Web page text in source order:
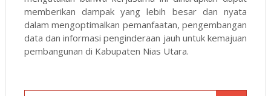
memberikan dampak yang lebih besar dan nyata
dalam mengoptimalkan pemanfaatan, pengembangan
data dan informasi penginderaan jauh untuk kemajuan
pembangunan di Kabupaten Nias Utara.